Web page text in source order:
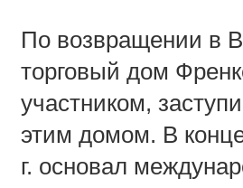
По возвращении в
торговый дом
участником,
этим домом. В
г. основал